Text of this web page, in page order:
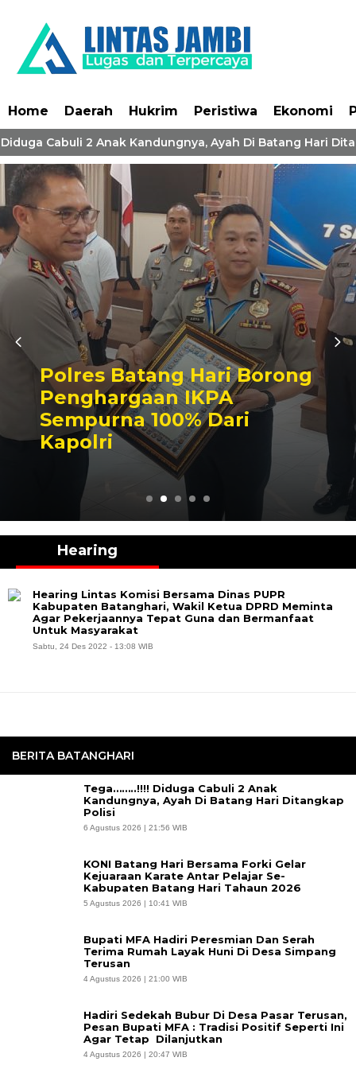
Home Daerah Hukrim Peristiwa Ekonomi
Cabuli 2 Anak Kandungnya, Ayah Di Batang Hari
Polres Batang Hari Borong
Penghargaan IKPA
Sempurna 100% Dari
Kapolri
BERITA BATANGHARI
Tega……..!!!! Diduga Cabuli 2 Anak
Kandungnya, Ayah Di Batang Hari Ditangkap
Polisi
6 Agustus 2026 | 21:56 WIB
KONI Batang Hari Bersama Forki Gelar
Kejuaraan Karate Antar Pelajar Se-
Kabupaten Batang Hari Tahaun 2026
5 Agustus 2026 | 10:41 WIB
Bupati MFA Hadiri Peresmian Dan Serah
Terima Rumah Layak Huni Di Desa Simpang
Terusan
4 Agustus 2026 | 21:00 WIB
Hadiri Sedekah Bubur Di Desa Pasar Terusan,
Pesan Bupati MFA : Tradisi Positif Seperti Ini
Agar Tetap Dilanjutkan
4 Agustus 2026 | 20:47 WIB
Hearing
Hearing Lintas Komisi Bersama Dinas PUPR
Kabupaten Batanghari, Wakil Ketua DPRD Meminta
Agar Pekerjaannya Tepat Guna dan Bermanfaat
Untuk Masyarakat
Sabtu, 24 Des 2022 - 13:08 WIB